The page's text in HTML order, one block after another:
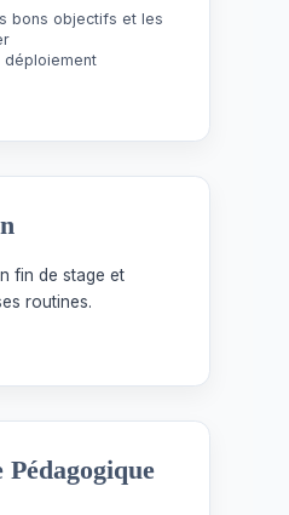
bons objectifs et les
déploiement
fin de stage et
routines.